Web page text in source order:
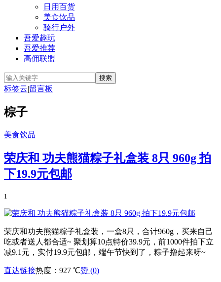
日用百货
美食饮品
骑行户外
吾爱趣玩
吾爱推荐
高佣联盟
标签云|留言板
棕子
美食饮品
荣庆和 功夫熊猫粽子礼盒装 8只 960g 拍
下19.9元包邮
1
荣庆和功夫熊猫粽子礼盒装，一盒8只，合计960g，买来自己
吃或者送人都合适~ 聚划算10点特价39.9元，前1000件拍下立
减9.1元，实付19.9元包邮，端午节快到了，粽子撸起来呀~
直达链接热度：927 ℃赞 (0)